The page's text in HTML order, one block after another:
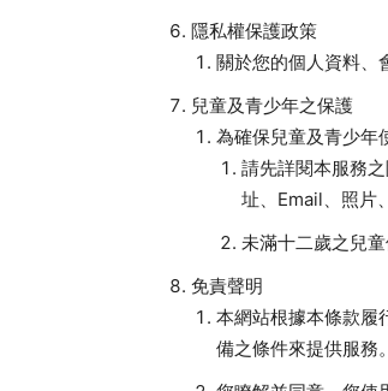
隱私權保護政策
關於您的個人資料、
兒童及青少年之保護
為確保兒童及青少年
請先詳閱本服務
址、Email、照片
未滿十二歲之兒
免責聲明
本網站根據本條款履
備之條件來提供服務。